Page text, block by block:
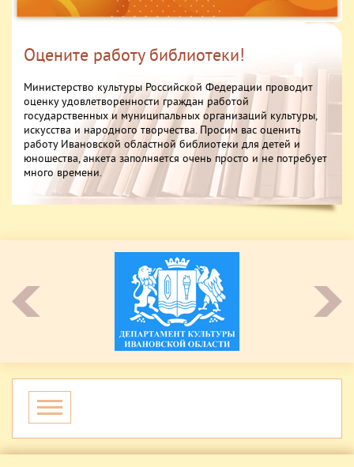
Оцените работу библиотеки!
Министерство культуры Российской Федерации проводит
оценку удовлетворенности граждан работой
государственных и муниципальных организаций культуры,
искусства и народного творчества. Просим вас оценить
работу Ивановской областной библиотеки для детей и
юношества, анкета заполняется очень просто и не потребует
много времени.